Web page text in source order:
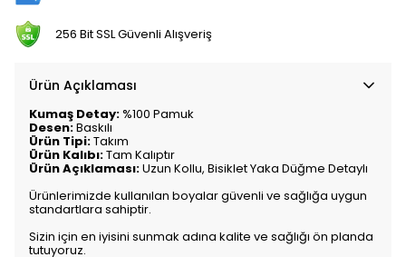
256 Bit SSL Güvenli Alışveriş
Ürün Açıklaması
Kumaş Detay:%100 Pamuk
Desen:Baskılı
Ürün Tipi:Takım
Ürün Kalıbı:Tam Kalıptır
Ürün Açıklaması:Uzun Kollu, Bisiklet Yaka Düğme Detaylı
Ürünlerimizde kullanılan boyalar güvenli ve sağlığa uygun
standartlara sahiptir.
Sizin için en iyisini sunmak adına kalite ve sağlığı ön planda
tutuyoruz.